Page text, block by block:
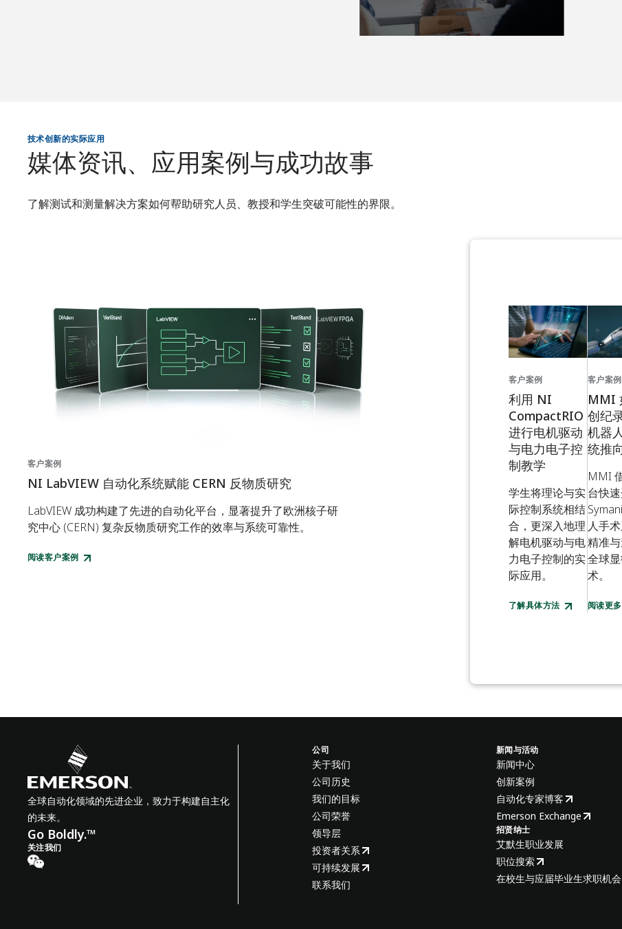
技术创新的实际应用
媒体资讯、应用案例与成功故事
了解测试和测量解决方案如何帮助研究人员、教授和学生突破可能性的界限。
客户案例
利用 NI
CompactRIO
进行电机驱动
与电力电子控
制教学
学生将理论与实
际控制系统相结
合，更深入地理
解电机驱动与电
力电子控制的实
际应用。
了解具体方法
客户案例
MMI
创纪
机器
统推
MMI
台快
人手
精准
全球
术。
阅读更多
客户案例
NI LabVIEW 自动化系统赋能 CERN 反物质研究
LabVIEW 成功构建了先进的自动化平台，显著提升了欧洲核子研
究中心 (CERN) 复杂反物质研究工作的效率与系统可靠性。
阅读客户案例
全球自动化领域的先进企业，致力于构建自主化
的未来。
Go Boldly.™
关注我们
公司
关于我们
公司历史
我们的目标
公司荣誉
领导层
投资者关系
可持续发展
联系我们
新闻与活动
新闻中心
创新案例
自动化专家博客
Emerson Exchange
招贤纳士
艾默生职业发展
职位搜索
在校生与应届毕业生求职机会